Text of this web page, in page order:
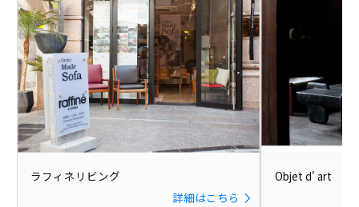
ラフィネリビング
詳細はこちら
Objet d' art